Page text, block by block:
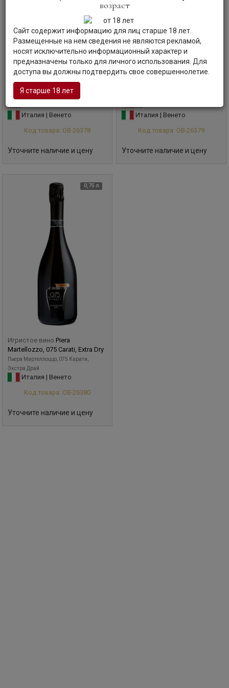
Игристое виноPiera
Martellozzo, 075 Carati, Rose
Cuvee
Пьера Мартеллоццо, 075 Карати, Розе
Кюве
Италия | Венето
Код товара: ОВ-26378
Уточните наличие и цену
Игристое виноPiera
Martellozzo, 075 Carati, Pinot
Гриджио
Италия | Венето
Код товара: ОВ-26379
Уточните наличие и цену
0,75 л
Игристое вино Piera
Martellozzo, 075 Carati, Extra Dry
Пьера Мартеллоццо, 075 Карати,
Экстра Драй
Италия | Венето
Код товара: ОВ-26380
Уточните наличие и цену
возраст
Сайт содержит информацию для лиц старше 18 лет.
Размещенные на нем сведения не являются рекламой,
носят исключительно информационный характер и
предназначены только для личного использования. Для
доступа вы должны подтвердить свое совершеннолетие.
Я старше 18 лет